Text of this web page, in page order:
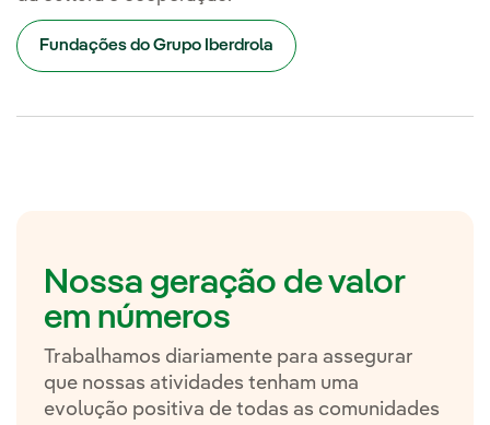
Fundações do Grupo Iberdrola
Nossa geração de valor
em números
Trabalhamos diariamente para assegurar
que nossas atividades tenham uma
evolução positiva de todas as comunidades